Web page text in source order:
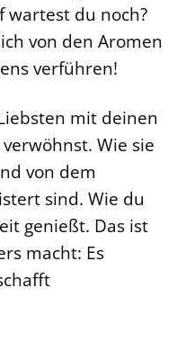
wartest du noch?
von den Aromen
verführen!
mit deinen
Wie sie
von dem
sind. Wie du
genießt. Das ist
macht: Es